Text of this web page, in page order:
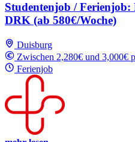
Studentenjob /
DRK (ab 580€/Woche)
Duisburg
Zwischen 2,280€ und 3,000€
Ferienjob